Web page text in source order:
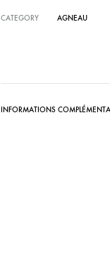
CATEGORY AGNEAU
INFORMATIONS